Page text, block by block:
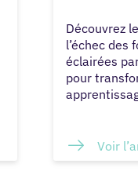
Découvrez
l’échec des
éclairées
pour
Voir